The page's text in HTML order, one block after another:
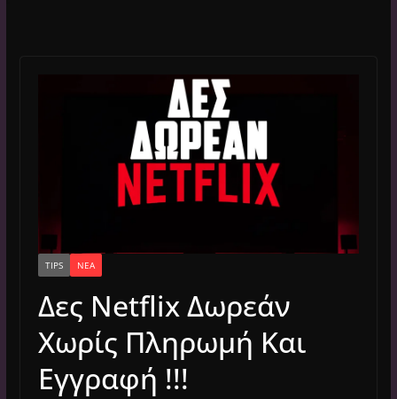
TIPS ΝΈΑ
Δες Netflix Δωρεάν
Χωρίς Πληρωμή Και
Εγγραφή !!!